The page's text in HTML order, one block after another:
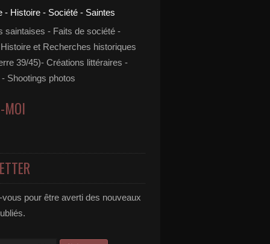
saintaises - Faits de société -
et Recherches historiques
39/45)- Créations littéraires -
Shootings photos
MOI
pour être averti des nouveaux